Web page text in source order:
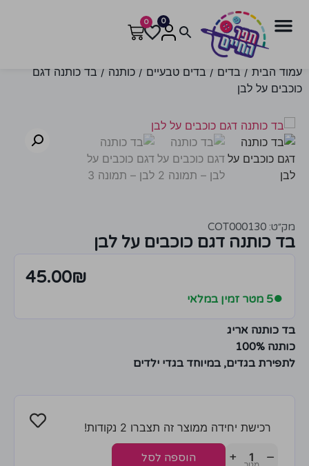
0
0
עמוד הבית / בדים / בדים טבעיים / כותנה / בד כותנה דגם
כוכבים על לבן
מק״ט: COT000130
בד כותנה דגם כוכבים על לבן
45.00₪
●5 מטר זמין במלאי
בד כותנה אריג
כותנה 100%
לתפירת בגדים, במיוחד בגדי ילדים
רכישת יחידה ממוצר זה תצברו 2 נקודות!
−
+ הוספה לסל